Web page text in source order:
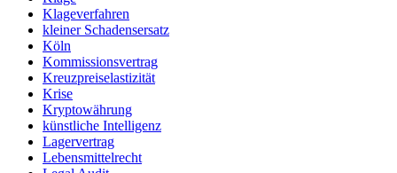
Klageverfahren
kleiner Schadensersatz
Köln
Kommissionsvertrag
Kreuzpreiselastizität
Krise
Kryptowährung
künstliche Intelligenz
Lagervertrag
Lebensmittelrecht